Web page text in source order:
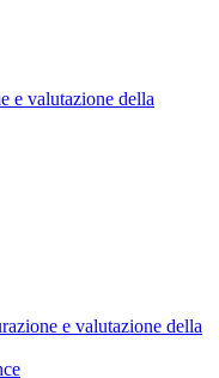
e valutazione della
e valutazione della